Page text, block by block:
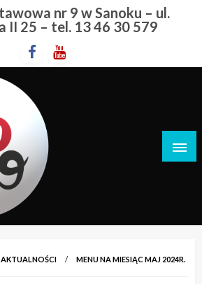
nr 9 w Sanoku – ul.
II 25 – tel. 13 46 30 579
AKTUALNOŚCI MENU NA MIESIĄC MAJ 2024R.